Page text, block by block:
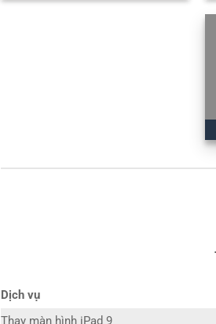
Dịch vụ